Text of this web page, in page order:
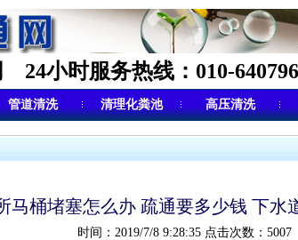
24小时服务热线：010-
管道清洗 清理化粪池 高压清洗
马桶堵塞怎么办 疏通要多少钱 下水
时间：2019/7/8 9:28:35 点击次数：5007